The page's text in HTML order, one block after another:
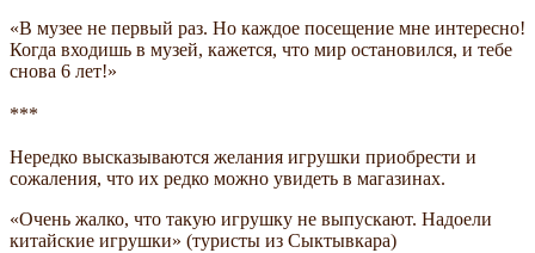
«В музее не первый раз. Но каждое посещение мне интересно!
Когда входишь в музей, кажется, что мир остановился, и тебе
снова 6 лет!»
***
Нередко высказываются желания игрушки приобрести и
сожаления, что их редко можно увидеть в магазинах.
«Очень жалко, что такую игрушку не выпускают. Надоели
китайские игрушки» (туристы из Сыктывкара)